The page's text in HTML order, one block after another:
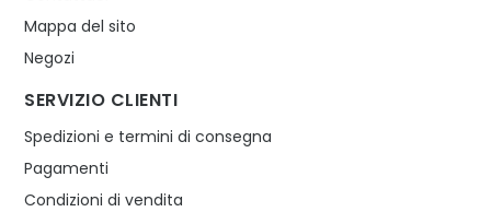
Mappa del sito
Negozi
SERVIZIO CLIENTI
Spedizioni e termini di consegna
Pagamenti
Condizioni di vendita